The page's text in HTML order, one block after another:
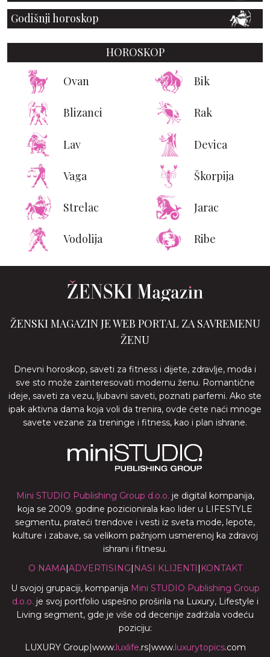
Godišnji horoskop
HOROSKOP
Ovan Bik
Blizanci Rak
Lav Devica
Vaga Škorpija
Strelac Jarac
Vodolija Ribe
ŽENSKI MAGAZIN JE WEB PORTAL ZA SAVREMENU
ŽENU
Dnevni horoskop, saveti za fitness i dijete, zdravlje, moda i
sve sto može zainteresovati modernu ženu. Romantične
ideje, saveti za vezu, ljubavni saveti, poznati parfemi. Ako ste
ipak aktivna dama koja voli da trenira, ovde ćete naći mnoge
savete vezane za treninge i fitness, kao i plan ishrane.
Mini STUDIO Publishing Group d.o.o. je digital kompanija,
koja se 2009. godine pozicionirala kao lider u LIFESTYLE
segmentu, prateći trendove i vesti iz sveta mode, lepote,
kulture i zabave, sa velikom pažnjom usmerenoj ka zdravoj
ishrani i fitnesu.
O NAMA|ADVERTISING| NASI KLIJENTI | KONTAKT
U svojoj grupaciji, kompanija Mini STUDIO Publishing Group
d.o.o. je svoj portfolio uspešno proširila na Luxury, Lifestyle i
Living segment, gde je više od decenije zadržala vodeću
poziciju:
LUXURY Group|www.luxlife.rs|www.luxurytopics.com